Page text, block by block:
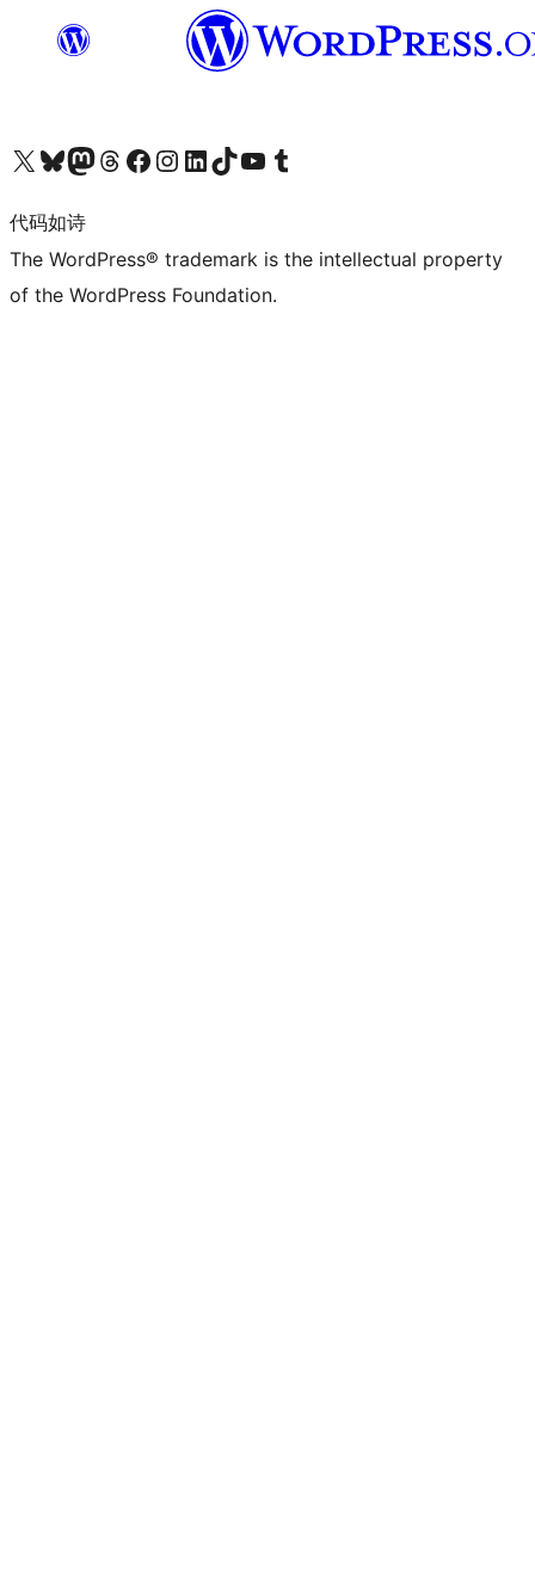
关注我们的 X（原 Twitter）账号访问我们的 Bluesky 账号关注我们的 Mastodon 账号访问我们的 Threads 账号 访问我们的 Facebook 公共主页关注我们的 Instagram 账号 关注我们的 LinkedIn 主页访问我们的 TikTok 账号访问我们的 YouTube 频道 访问我们的 Tumblr 账号
代码如诗
The WordPress® trademark is the intellectual property
of the WordPress Foundation.